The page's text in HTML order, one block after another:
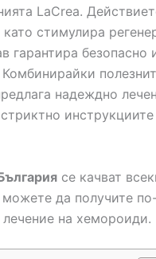
LaCrea.
стимулира
гарантира
надеждно
се качват
да получите
на хемороиди.